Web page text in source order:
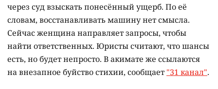
через суд взыскать понесённый ущерб. По её
словам, восстанавливать машину нет смысла.
Сейчас женщина направляет запросы, чтобы
найти ответственных. Юристы считают, что шансы
есть, но будет непросто. В акимате же ссылаются
на внезапное буйство стихии, сообщает "31 канал".